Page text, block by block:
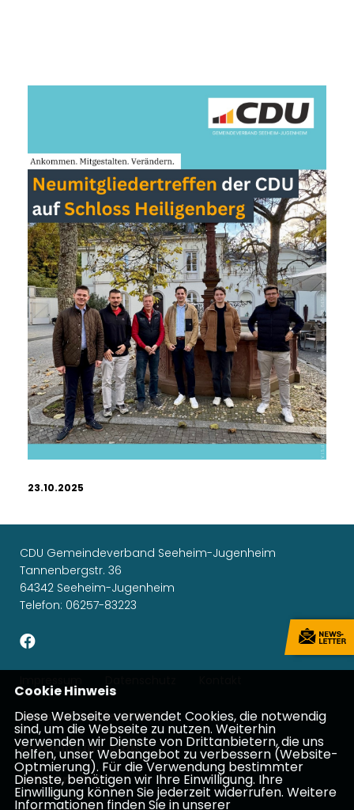
23.10.2025
CDU Gemeindeverband Seeheim-Jugenheim
Tannenbergstr. 36
64342 Seeheim-Jugenheim
Telefon: 06257-83223
Michael Gahler, MdEP
Patricia Lips, MdB
Ina Dürr, MdL
Cookie Hinweis
Diese Webseite verwendet Cookies, die notwendig
sind, um die Webseite zu nutzen. Weiterhin
verwenden wir Dienste von Drittanbietern, die uns
helfen, unser Webangebot zu verbessern (Website-
Optmierung). Für die Verwendung bestimmter
Dienste, benötigen wir Ihre Einwilligung. Ihre
Einwilligung können Sie jederzeit widerrufen. Weitere
Informationen finden Sie in unserer